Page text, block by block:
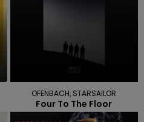
OFENBACH, STARSAILOR
Four To The Floor